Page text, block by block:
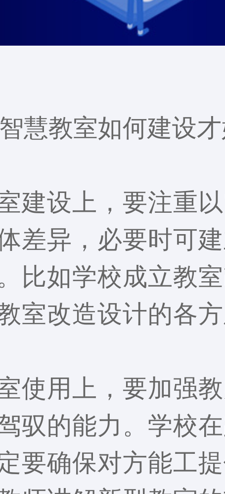
智慧教室如何建设才
建设上，要注重
差异，必要时可
比如学校成立教
室改造设计的各
使用上，要加强
驭的能力。学校
要确保对方能工